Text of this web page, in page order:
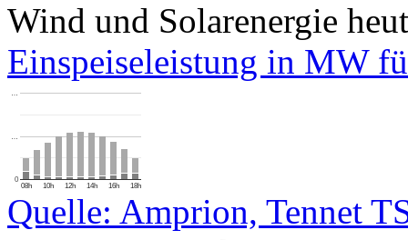
Wind und Solarenergie
Einspeiseleistung in MW
08h 10h 12h 14h 16h 18h
0
…
…
Quelle: Amprion, Tennet